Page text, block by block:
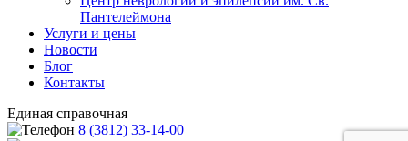
Пантелеймона
Услуги и цены
Новости
Блог
Контакты
Единая справочная
8 (3812) 33-14-00